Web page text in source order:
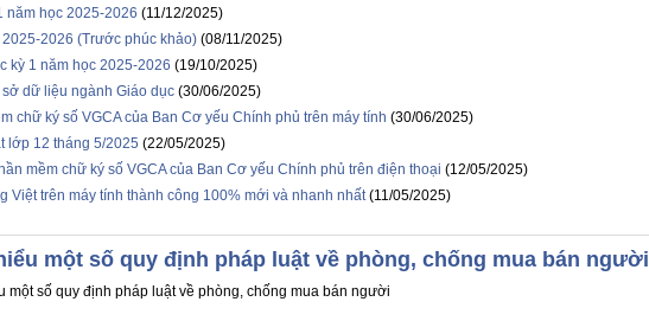
năm học 2025-2026 (11/12/2025)
2026 (Trước phúc khảo) (08/11/2025)
kỳ 1 năm học 2025-2026 (19/10/2025)
dữ liệu ngành Giáo dục (30/06/2025)
chữ ký số VGCA của Ban Cơ yếu Chính phủ trên máy tính (30/06/2025)
lớp 12 tháng 5/2025 (22/05/2025)
mềm chữ ký số VGCA của Ban Cơ yếu Chính phủ trên điện thoại (12/05/2025)
trên máy tính thành công 100% mới và nhanh nhất (11/05/2025)
một số quy định pháp luật về phòng, chống mua bán người
một số quy định pháp luật về phòng, chống mua bán người